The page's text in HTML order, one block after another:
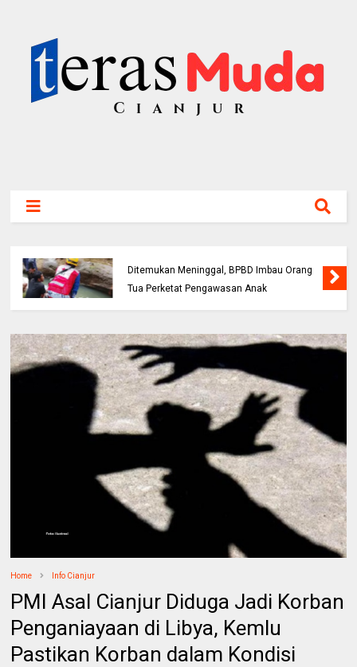
Ditemukan Meninggal, BPBD Imbau Orang
Tua Perketat Pengawasan Anak
Home Info Cianjur
PMI Asal Cianjur Diduga Jadi Korban
Penganiayaan di Libya, Kemlu
Pastikan Korban dalam Kondisi